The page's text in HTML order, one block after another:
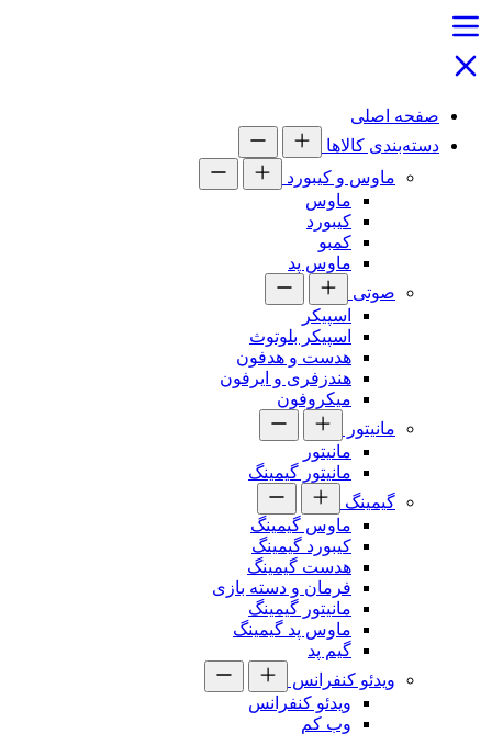
صفحه اصلی
دسته‌بندی کالاها
ماوس و کیبورد
ماوس
کیبورد
کمبو
ماوس پد
صوتی
اسپیکر
اسپیکر بلوتوث
هدست و هدفون
هندزفری و ایرفون
میکروفون
مانیتور
مانیتور
مانیتور گیمینگ
گیمینگ
ماوس گیمینگ
کیبورد گیمینگ
هدست گیمینگ
فرمان و دسته بازی
مانیتور گیمینگ
ماوس پد گیمینگ
گیم پد
ویدئو کنفرانس
ویدئو کنفرانس
وب کم